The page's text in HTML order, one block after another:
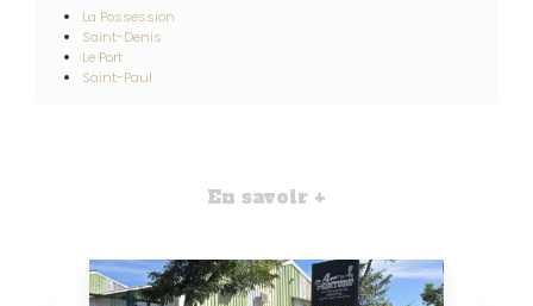
La Possession
Saint-Denis
Le Port
Saint-Paul
En savoir +